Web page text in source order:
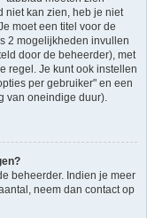
niet kan zien, heb je niet
moet een titel voor de
2 mogelijkheden invullen
door de beheerder), met
regel. Je kunt ook instellen
per gebruiker" en een
van oneindige duur).
beheerder. Indien je meer
neem dan contact op